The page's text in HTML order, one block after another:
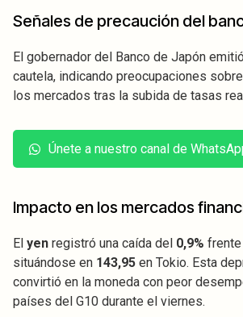
Señales de precaución del
El gobernador del Banco de Japón
cautela, indicando preocupaciones
los mercados tras la subida de tasas
Únete a nuestro canal de
Impacto en los mercados
El yen registró una caída del 0,9% frente
situándose en 143,95 en Tokio. Esta
convirtió en la moneda con peor
países del G10 durante el viernes.